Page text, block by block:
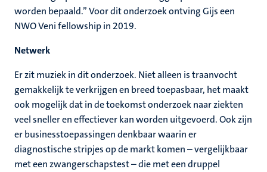
worden bepaald.” Voor dit onderzoek ontving Gijs een
NWO Veni fellowship in 2019.
Netwerk
Er zit muziek in dit onderzoek. Niet alleen is traanvocht
gemakkelijk te verkrijgen en breed toepasbaar, het maakt
ook mogelijk dat in de toekomst onderzoek naar ziekten
veel sneller en effectiever kan worden uitgevoerd. Ook zijn
er businesstoepassingen denkbaar waarin er
diagnostische stripjes op de markt komen – vergelijkbaar
met een zwangerschapstest – die met een druppel